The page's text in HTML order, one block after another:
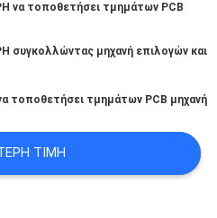
να τοποθετήσει τμημάτων PCB
συγκολλώντας μηχανή επιλογών και
τοποθετήσει τμημάτων PCB μηχανή
ΤΙΜΉ